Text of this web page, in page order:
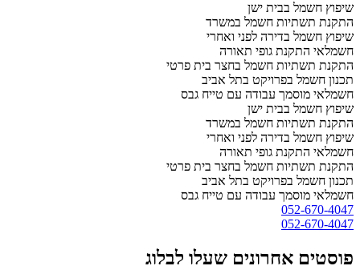
שיפוץ חשמל בבית ישן
התקנת תשתיות חשמל במשרד
שיפוץ חשמל בדירה לפני ואחרי
חשמלאי התקנת גופי תאורה
התקנת תשתיות חשמל בחצר בית פרטי
תכנון חשמל בפרויקט בתל אביב
חשמלאי מוסמך עבודה עם טייח גבס
שיפוץ חשמל בבית ישן
התקנת תשתיות חשמל במשרד
שיפוץ חשמל בדירה לפני ואחרי
חשמלאי התקנת גופי תאורה
התקנת תשתיות חשמל בחצר בית פרטי
תכנון חשמל בפרויקט בתל אביב
חשמלאי מוסמך עבודה עם טייח גבס
052-670-4047
052-670-4047
פוסטים אחרונים שעלו לבלוג